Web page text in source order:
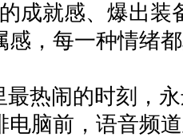
成就感、爆出装
感，每一种情绪
最热闹的时刻，
电脑前，语音频